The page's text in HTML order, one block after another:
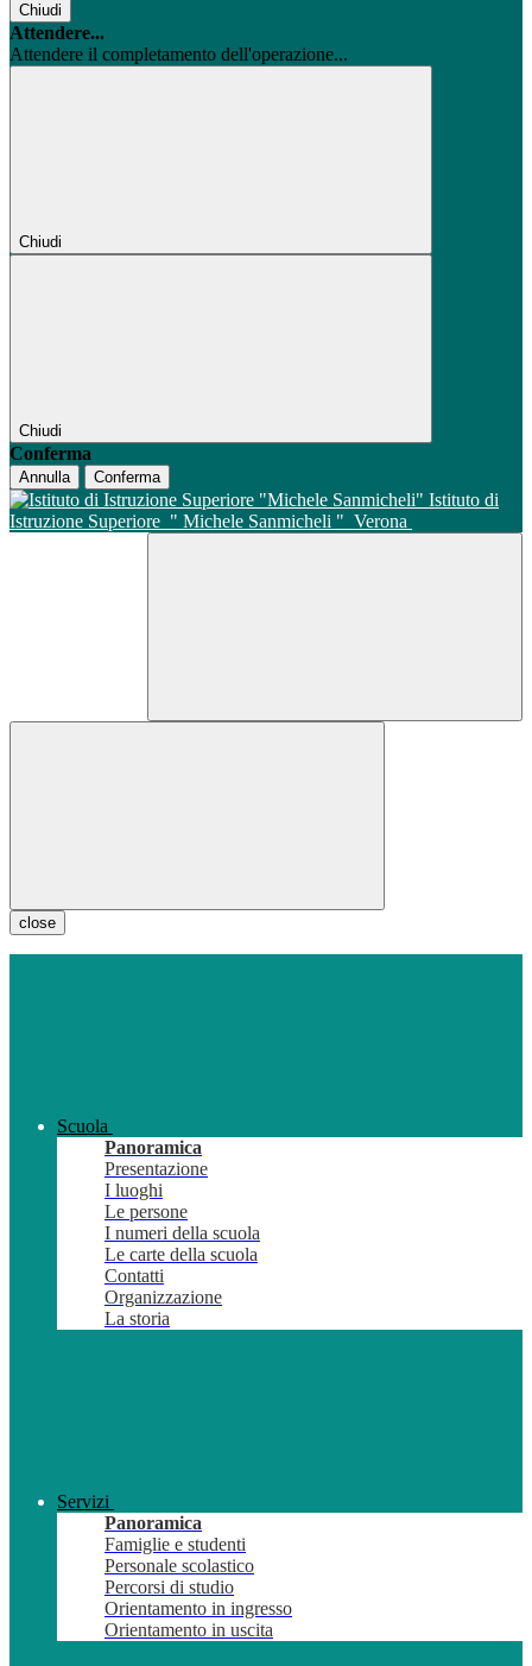
Chiudi
Attendere...
Attendere il completamento dell'operazione...
Chiudi
Chiudi
Conferma
Annulla Conferma
Istituto di
Istruzione Superiore " Michele Sanmicheli " Verona
close
Scuola
Panoramica
Presentazione
I luoghi
Le persone
I numeri della scuola
Le carte della scuola
Contatti
Organizzazione
La storia
Servizi
Panoramica
Famiglie e studenti
Personale scolastico
Percorsi di studio
Orientamento in ingresso
Orientamento in uscita